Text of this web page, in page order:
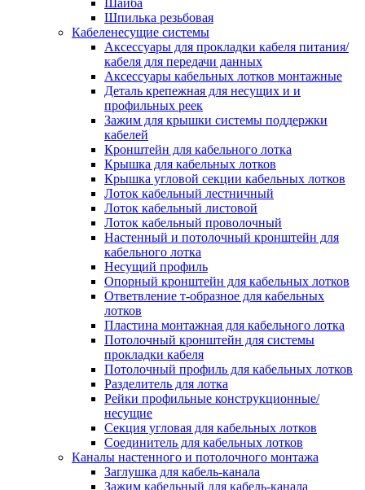
разделительная для клеммной
Проходная клеммная колодка
Торцевая клемма клеммной
Короба кабельные
Короб распределительный
Материал монтажный
Держатель кабельный зажимной
Зажим балочный
Зажим/клипса для крепления труб
Скоба крепежная
Скоба с гвоздем
Соединитель провода
Материалы для подключения
Аксессуары для
коробок/корпусов для монтажа в
и в потолке
Зажим безвинтовой клеммный
Коробка клеммная
Коробка распределительная для
Крышка для распределительной
коробки/корпуса для монтажа в
в потолке
Распределительная коробка/
монтажа в стене и в потолке
Распределительная коробка/
Система электромонтажных колонн
Электромонтажная колонна
Системы ввода для кабелей и проводов
Ввод кабельный/сальник
Уплотнитель для кабельного
Шпилька резьбовая
Кабеленесущие системы
Аксессуары для прокладки кабеля питания/
кабеля для передачи данных
Аксессуары кабельных лотков монтажные
Деталь крепежная для несущих и и
профильных реек
Зажим для крышки системы поддержки
кабелей
Кронштейн для кабельного лотка
Крышка для кабельных лотков
Крышка угловой секции кабельных лотков
Лоток кабельный лестничный
Лоток кабельный листовой
Лоток кабельный проволочный
Настенный и потолочный кронштейн для
кабельного лотка
Несущий профиль
Опорный кронштейн для кабельных лотков
Ответвление т-образное для кабельных
лотков
Пластина монтажная для кабельного лотка
Потолочный кронштейн для системы
прокладки кабеля
Потолочный профиль для кабельных лотков
Разделитель для лотка
Рейки профильные конструкционные/
несущие
Секция угловая для кабельных лотков
Соединитель для кабельных лотков
Каналы настенного и потолочного монтажа
Заглушка для кабель-канала
Зажим кабельный для кабель-канала